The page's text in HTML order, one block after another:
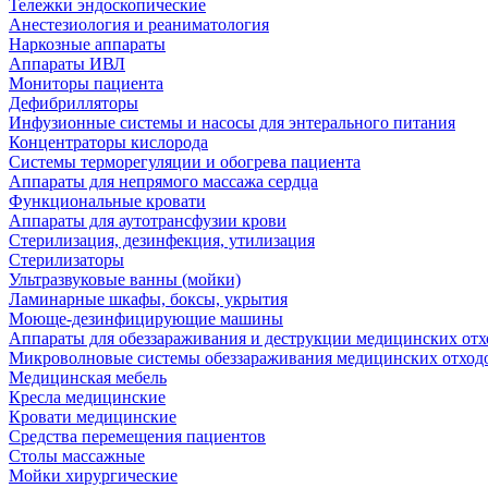
Тележки эндоскопические
Анестезиология и реаниматология
Наркозные аппараты
Аппараты ИВЛ
Мониторы пациента
Дефибрилляторы
Инфузионные системы и насосы для энтерального питания
Концентраторы кислорода
Системы терморегуляции и обогрева пациента
Аппараты для непрямого массажа сердца
Функциональные кровати
Аппараты для аутотрансфузии крови
Стерилизация, дезинфекция, утилизация
Стерилизаторы
Ультразвуковые ванны (мойки)
Ламинарные шкафы, боксы, укрытия
Моюще-дезинфицирующие машины
Аппараты для обеззараживания и деструкции медицинских
Микроволновые системы обеззараживания медицинских
Медицинская мебель
Кресла медицинские
Кровати медицинские
Средства перемещения пациентов
Столы массажные
Мойки хирургические